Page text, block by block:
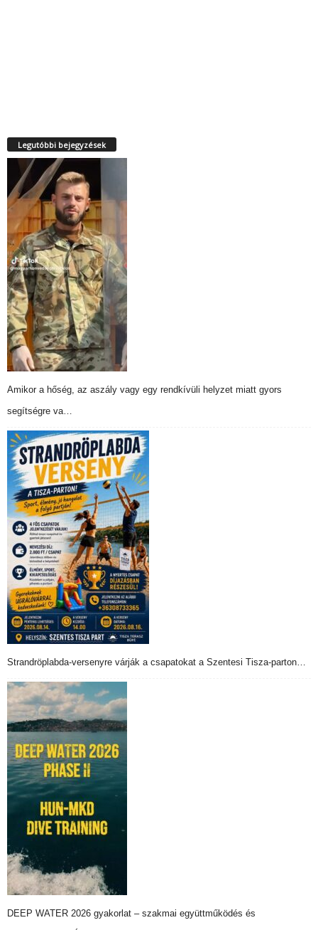
Legutóbbi bejegyzések
Amikor a hőség, az aszály vagy egy rendkívüli helyzet miatt gyors
segítségre va…
Strandröplabda-versenyre várják a csapatokat a Szentesi Tisza-parton…
DEEP WATER 2026 gyakorlat – szakmai együttműködés és